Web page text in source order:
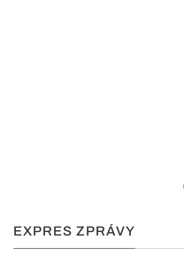
EXPRES ZPRÁVY